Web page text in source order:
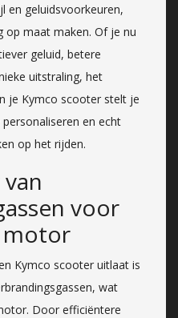
en geluidsvoorkeuren,
op maat maken. Of je nu
geluid, betere
uitstraling, het
je Kymco scooter stelt je
en echt
op het rijden.
voor
motor
Kymco scooter uitlaat is
wat
Door efficiëntere